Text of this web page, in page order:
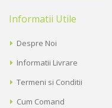
Informatii Utile
Despre Noi
Informatii Livrare
Termeni si Conditii
Cum Comand